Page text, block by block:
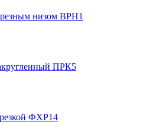
низом ВРН1
ПРК5
ФХР14